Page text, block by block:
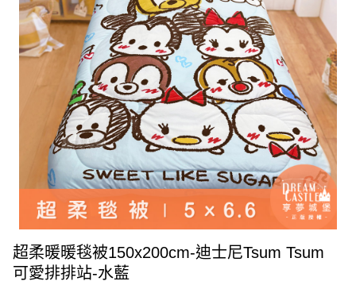
超柔暖暖毯被150x200cm-迪士尼Tsum Tsum
可愛排排站-水藍